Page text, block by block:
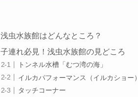
浅虫水族館はどんなところ？
子連れ必見！浅虫水族館の見どころ
トンネル水槽「むつ湾の海」
イルカパフォーマンス（イルカショー）
タッチコーナー